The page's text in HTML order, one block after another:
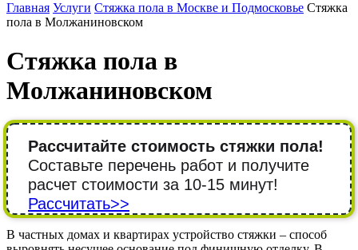
Главная Услуги Стяжка пола в Москве и Подмосковье Стяжка
пола в Молжаниновском
Стяжка пола в
Молжаниновском
Рассчитайте стоимость стяжки пола!
Составьте перечень работ и получите
расчет стоимости за 10-15 минут!
Рассчитать>>
В частных домах и квартирах устройство стяжки – способ